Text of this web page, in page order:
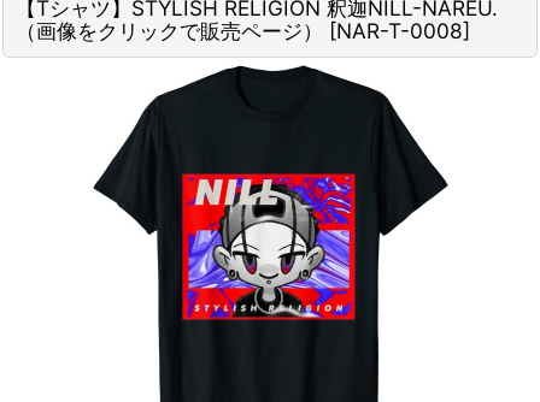
【Tシャツ】STYLISH RELIGION 釈迦NILL-NAREU.
（画像をクリックで販売ページ）
[NAR-T-0008]